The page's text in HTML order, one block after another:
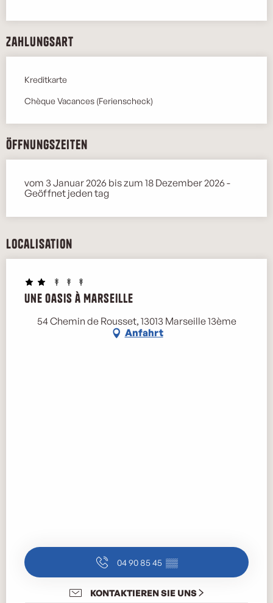
Zahlungsart
Kreditkarte
Chèque Vacances (Ferienscheck)
Öffnungszeiten
vom 3 Januar 2026 bis zum 18 Dezember 2026 -
Geöffnet jeden tag
Localisation
Une Oasis à Marseille
54 Chemin de Rousset, 13013 Marseille 13ème
Anfahrt
04 90 85 45 ▒▒
KONTAKTIEREN SIE UNS